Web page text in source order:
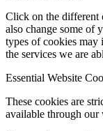
Click on the different
also change some of
types of cookies may
the services we are
Essential Website
These cookies are
available through our